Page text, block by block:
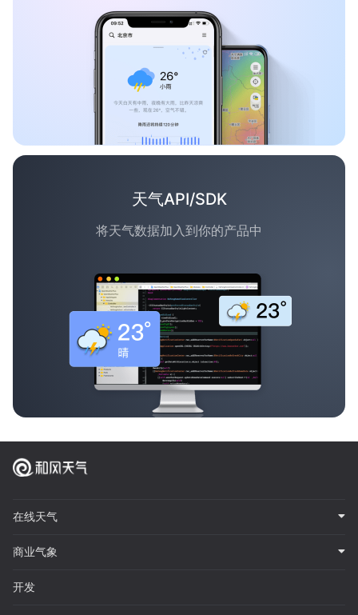
天气API/SDK
将天气数据加入到你的产品中
在线天气
商业气象
开发